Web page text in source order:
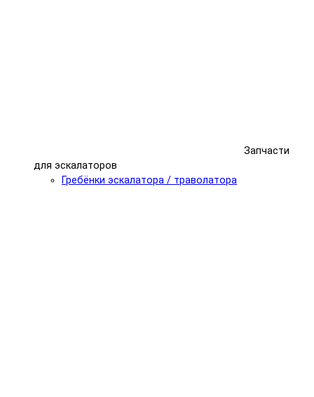
Запчасти
для эскалаторов
Гребёнки эскалатора / траволатора